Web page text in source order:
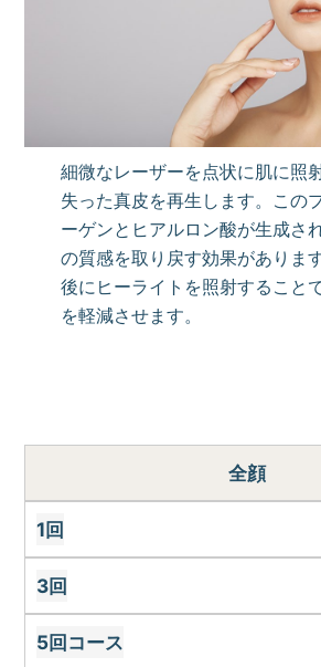
細微なレーザーを点状に肌に照
失った真皮を再生します。この
ーゲンとヒアルロン酸が生成さ
の質感を取り戻す効果がありま
後にヒーライトを照射すること
を軽減させます。
全顔